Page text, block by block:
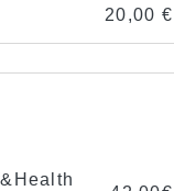
20,00 €